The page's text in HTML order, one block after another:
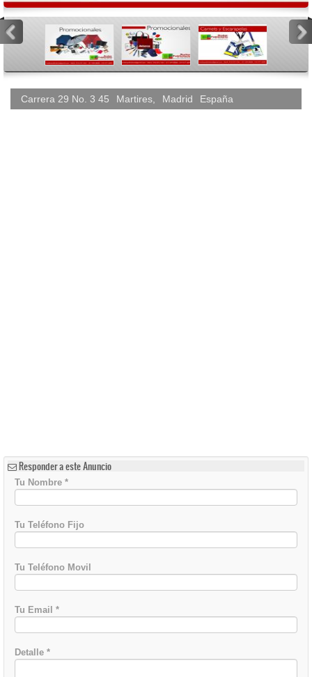
Carrera 29 No. 3 45 Martires Madrid España
Responder a este Anuncio
Tu Nombre *
Tu Teléfono Fijo
Tu Teléfono Movil
Tu Email *
Detalle *